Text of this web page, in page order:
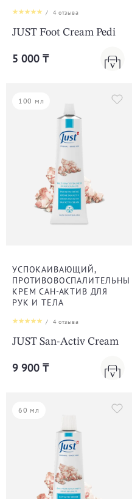
/ 4отзыва
JUST Foot Cream Pedi
5 000 ₸
100 мл
УСПОКАИВАЮЩИЙ,
ПРОТИВОВОСПАЛИТЕЛЬНЫЙ
КРЕМ САН-АКТИВ ДЛЯ
РУК И ТЕЛА
/ 4отзыва
JUST San-Activ Cream
9 900 ₸
60 мл